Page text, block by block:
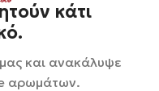
κάτι
και ανακάλυψε
αρωμάτων.